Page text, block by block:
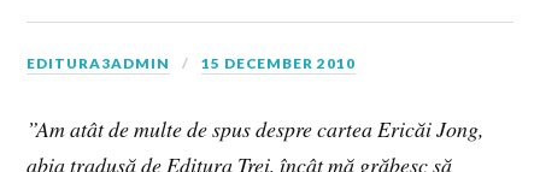
EDITURA3ADMIN 15 DECEMBER 2010
”Am atât de multe de spus despre cartea Ericăi Jong,
abia tradusă de Editura Trei, încât mă grăbesc să